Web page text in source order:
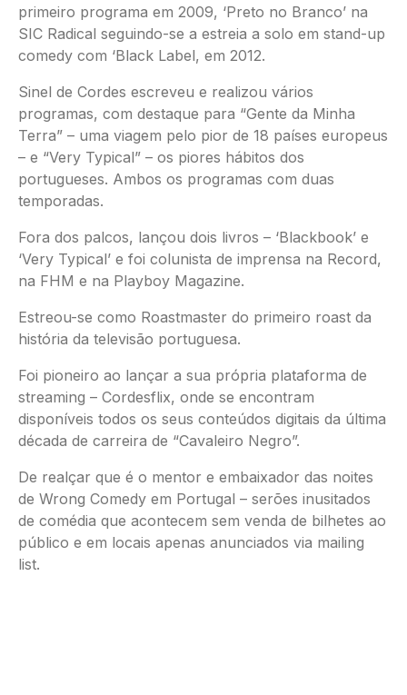
primeiro programa em 2009, ‘Preto no Branco’ na
SIC Radical seguindo-se a estreia a solo em stand-up
comedy com ‘Black Label, em 2012.
Sinel de Cordes escreveu e realizou vários
programas, com destaque para “Gente da Minha
Terra” – uma viagem pelo pior de 18 países europeus
– e “Very Typical” – os piores hábitos dos
portugueses. Ambos os programas com duas
temporadas.
Fora dos palcos, lançou dois livros – ‘Blackbook’ e
‘Very Typical’ e foi colunista de imprensa na Record,
na FHM e na Playboy Magazine.
Estreou-se como Roastmaster do primeiro roast da
história da televisão portuguesa.
Foi pioneiro ao lançar a sua própria plataforma de
streaming – Cordesflix, onde se encontram
disponíveis todos os seus conteúdos digitais da última
década de carreira de “Cavaleiro Negro”.
De realçar que é o mentor e embaixador das noites
de Wrong Comedy em Portugal – serões inusitados
de comédia que acontecem sem venda de bilhetes ao
público e em locais apenas anunciados via mailing
list.